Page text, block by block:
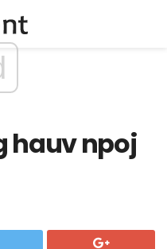
hauv npoj